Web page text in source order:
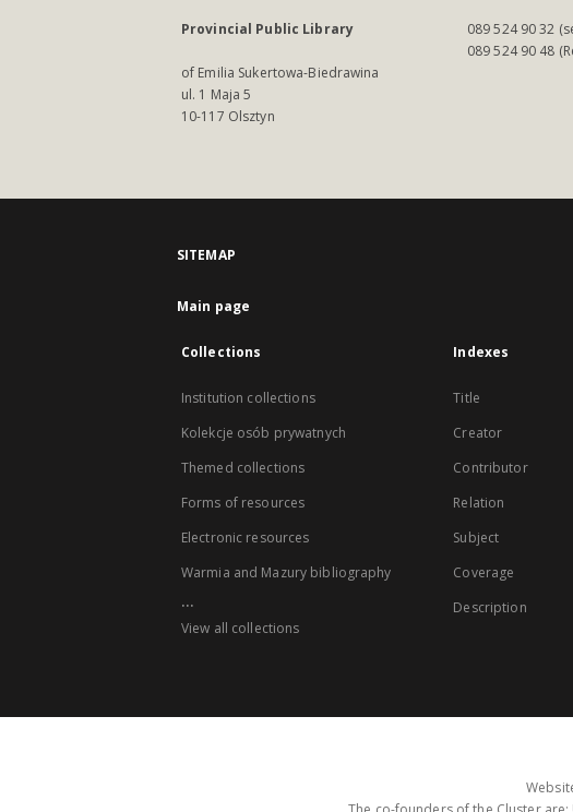
Provincial Public Library
of Emilia Sukertowa-Biedrawina
ul. 1 Maja 5
10-117 Olsztyn
089 524 90 32
089 524 90 48
SITEMAP
Main page
Collections
Institution collections
Kolekcje osób prywatnych
Themed collections
Forms of resources
Electronic resources
Warmia and Mazury bibliography
...
View all collections
Indexes
Title
Creator
Contributor
Relation
Subject
Coverage
Description